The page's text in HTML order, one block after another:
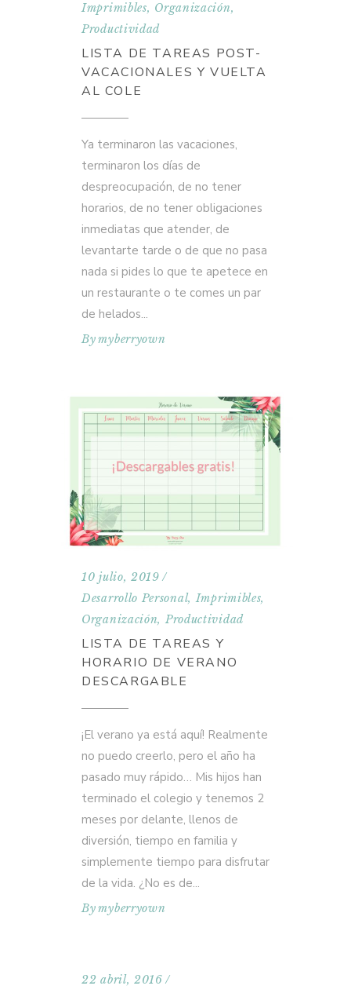
Imprimibles, Organización,
Productividad
LISTA DE TAREAS POST-
VACACIONALES Y VUELTA
AL COLE
Ya terminaron las vacaciones,
terminaron los días de
despreocupación, de no tener
horarios, de no tener obligaciones
inmediatas que atender, de
levantarte tarde o de que no pasa
nada si pides lo que te apetece en
un restaurante o te comes un par
de helados
Bymyberryown
10 julio, 2019
Desarrollo Personal,Imprimibles,
Organización, Productividad
LISTA DE TAREAS Y
HORARIO DE VERANO
DESCARGABLE
¡El verano ya está aquí! Realmente
no puedo creerlo, pero el año ha
pasado muy rápido… Mis hijos han
terminado el colegio y tenemos 2
meses por delante, llenos de
diversión, tiempo en familia y
simplemente tiempo para disfrutar
de la vida. ¿No es de
Bymyberryown
22 abril, 2016